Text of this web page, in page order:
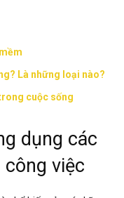
Là những loại nào?
cuộc sống
dụng các
việc